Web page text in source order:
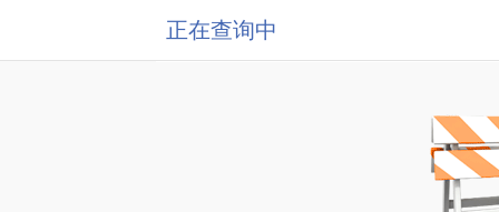
正在查询中